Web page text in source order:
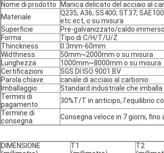
Nome di prodotto
Manica delicato del acciaio al
Materiale
Q235; A36; SS400; ST37;
etc.ect, o su misura
Superficie
Pre-galvanizzato/caldo
Forma
Tipo di C/H/T/U/Z
Thinckness
0.3mm-60mm
Widthness
50mm~2000mm o su misura
Lunghezza
1000mm~8000mm o su misura
Certificazioni
SGS DI ISO 9001 BV
Parola chiave
canale di acciaio al carbonio
Imballaggio
Standard industriale che
Termini di
pagamento
30%T/T in anticipo, l'equilibrio
Termine di
consegna
Consegna veloce in 7 giorni, fino
DIMENSIONE
T1
T2